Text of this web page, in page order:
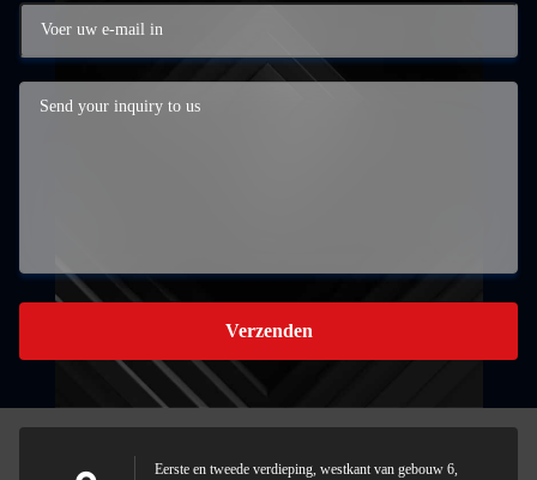
Verzenden
Eerste en tweede verdieping, westkant van gebouw 6,